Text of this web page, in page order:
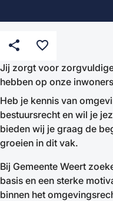
share favorite_border
Jij zorgt voor
hebben op onze
Heb je kennis van
bestuursrecht en wil je
bieden wij je graag de
groeien in dit vak.
Bij Gemeente Weert
basis en een sterke
binnen het